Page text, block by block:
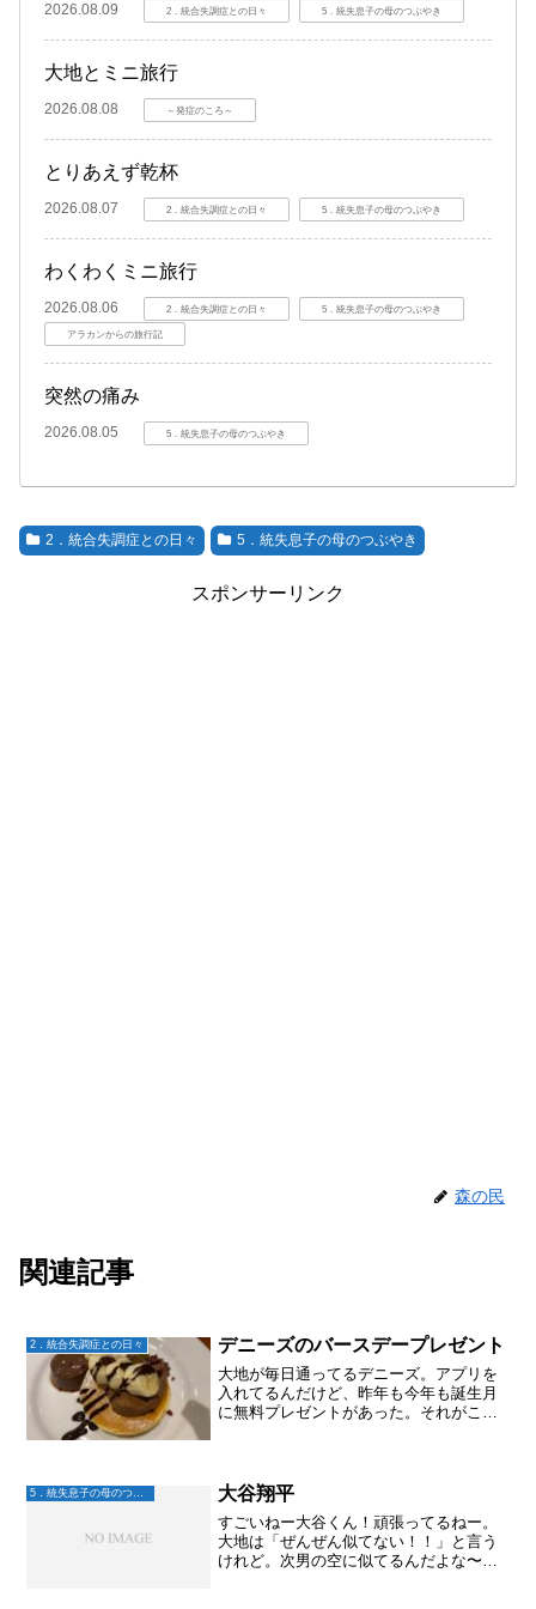
2026.08.09 2．統合失調症との日々 5．統失息子の母のつぶやき
大地とミニ旅行
2026.08.08 ～発症のころ～
とりあえず乾杯
2026.08.07 2．統合失調症との日々 5．統失息子の母のつぶやき
わくわくミニ旅行
2026.08.06 2．統合失調症との日々 5．統失息子の母のつぶやき
アラカンからの旅行記
突然の痛み
2026.08.05 5．統失息子の母のつぶやき
2．統合失調症との日々 5．統失息子の母のつぶやき
スポンサーリンク
森の民
関連記事
2．統合失調症との日々 デニーズのバースデープレゼント
大地が毎日通ってるデニーズ。アプリを
入れてるんだけど、昨年も今年も誕生月
に無料プレゼントがあった。それがこち
オススメは、ホッ...
大谷翔平
すごいねー大谷くん！頑張ってるねー。
大地は「ぜんぜん似てない！！」と言う
けれど。次男の空に似てるんだよな〜空